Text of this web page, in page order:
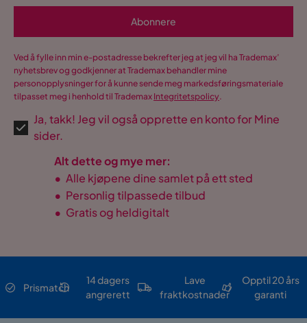
Abonnere
Ved å fylle inn min e-postadresse bekrefter jeg at jeg vil ha Trademax’
nyhetsbrev og godkjenner at Trademax behandler mine
personopplysninger for å kunne sende meg markedsføringsmateriale
tilpasset meg i henhold til Trademax Integritetspolicy.
Ja, takk! Jeg vil også opprette en konto for Mine
sider.
Alt dette og mye mer:
• Alle kjøpene dine samlet på ett sted
• Personlig tilpassede tilbud
• Gratis og heldigitalt
Prismatch
14 dagers
angrerett
Lave
fraktkostnader
Opptil 20 års
garanti